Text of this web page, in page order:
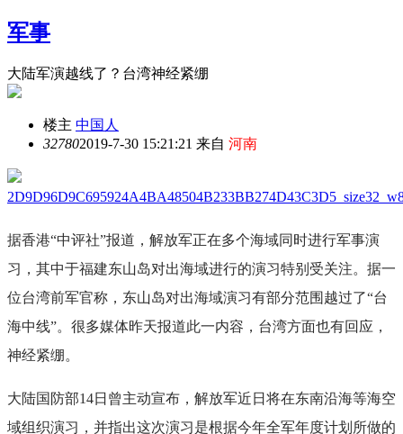
军事
大陆军演越线了？台湾神经紧绷
楼主 中国人
327802019-7-30 15:21:21 来自 河南
据香港“中评社”报道，解放军正在多个海域同时进行军事演
习，其中于福建东山岛对出海域进行的演习特别受关注。据一
位台湾前军官称，东山岛对出海域演习有部分范围越过了“台
海中线”。很多媒体昨天报道此一内容，台湾方面也有回应，
神经紧绷。
大陆国防部14日曾主动宣布，解放军近日将在东南沿海等海空
域组织演习，并指出这次演习是根据今年全军年度计划所做的